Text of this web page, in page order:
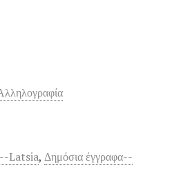
Latsia, Δημόσια έγγραφα--